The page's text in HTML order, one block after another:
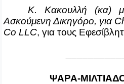
Κ. Κακουλλή (κα)
Ασκούμενη Δικηγόρο, για
Co LLC, για τους
ΨΑΡΑ-